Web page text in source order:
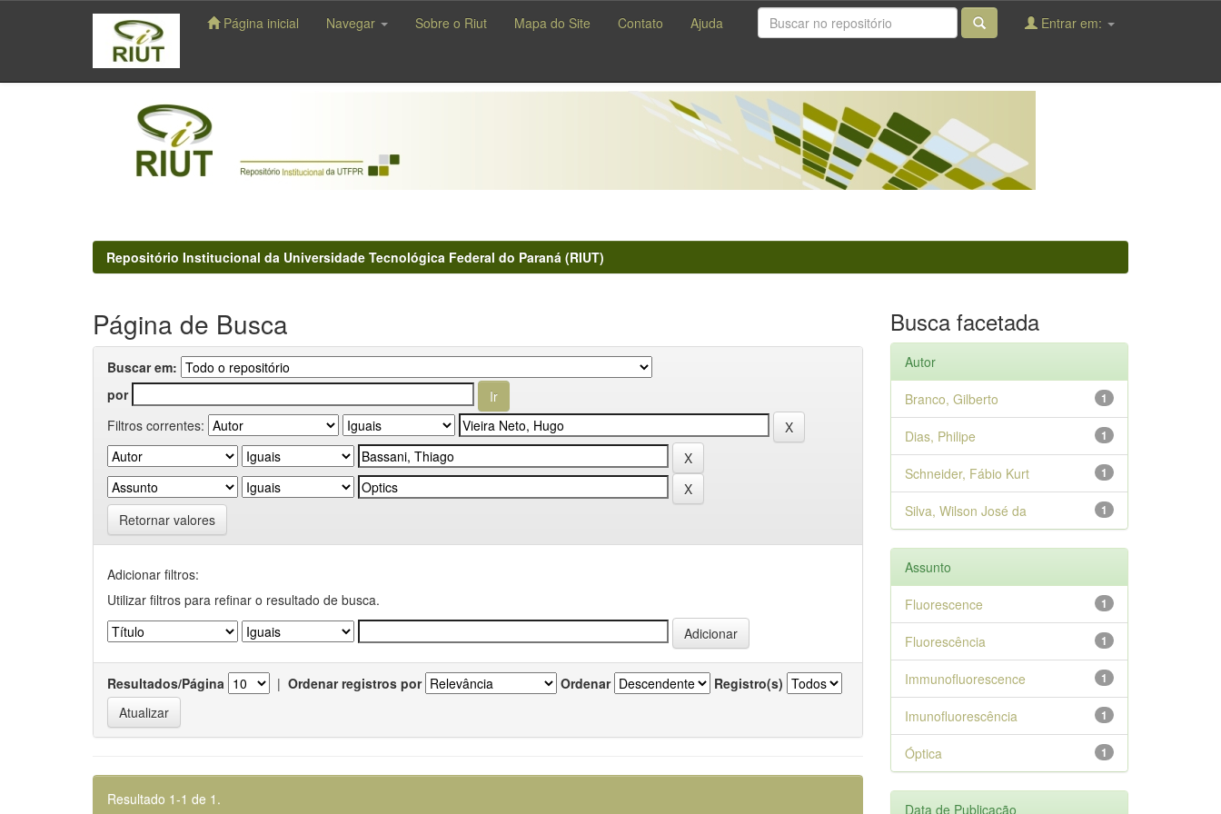
navigation
Página inicial Navegar Sobre o Riut Mapa do Site Contato Ajuda Entrar em:
Repositório Institucional da Universidade Tecnológica Federal do Paraná (RIUT)
Página de Busca
Buscar em:
por
Filtros correntes:
Retornar valores
Adicionar filtros:
Utilizar filtros para refinar o resultado de busca.
Resultados/Página | Ordenar registros por Ordenar Registro(s)
Resultado 1-1 de 1.
Busca facetada
Autor
1
Branco, Gilberto
1
Dias, Philipe
1
Schneider, Fábio Kurt
1
Silva, Wilson José da
Assunto
1
Fluorescence
1
Fluorescência
1
Immunofluorescence
1
Imunofluorescência
1
Óptica
Data de Publicação